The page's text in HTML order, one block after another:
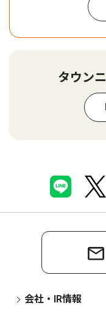
タウン
会社・IR情報